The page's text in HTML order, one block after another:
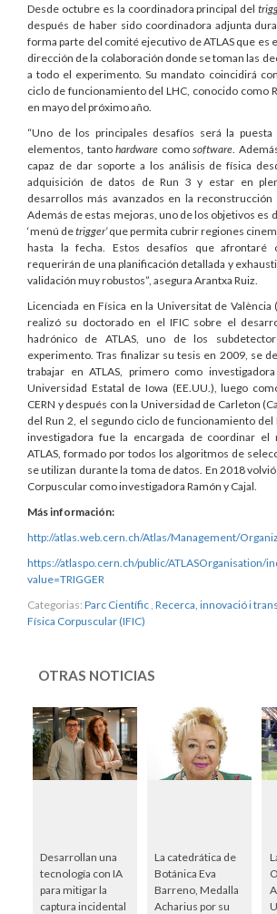
Desde octubre es la coordinadora principal del
después de haber sido coordinadora adjunta
forma parte del comité ejecutivo de ATLAS que es
dirección de la colaboración donde se toman las
a todo el experimento. Su mandato coincidirá
ciclo de funcionamiento del LHC, conocido como
en mayo del próximo año.
“Uno de los principales desafíos será la
elementos, tantohardware comosoftware.
capaz de dar soporte a los análisis de física
adquisición de datos de Run 3 y estar en
desarrollos más avanzados en la reconstrucción
Además de estas mejoras, uno de los objetivos es
‘menú detrigger’que permita cubrir regiones
hasta la fecha. Estos desafíos que afrontaré
requerirán de una planificación detallada y
validación muy robustos”, asegura Arantxa Ruiz.
Licenciada en Física en la Universitat de València
realizó su doctorado en el IFIC sobre el
hadrónico de ATLAS, uno de los
experimento. Tras finalizar su tesis en 2009, se
trabajar en ATLAS, primero como
Universidad Estatal de Iowa (EE.UU.), luego
CERN y después con la Universidad de Carleton
del Run 2, el segundo ciclo de funcionamiento del
investigadora fue la encargada de coordinar
ATLAS, formado por todos los algoritmos de
se utilizan durante la toma de datos. En 2018
Corpuscular como investigadora Ramón y Cajal.
Más información:
http://atlas.web.cern.ch/Atlas/Management/
https://atlaspo.cern.ch/public/ATLASOrganisation/
value=TRIGGER
Categorias: Parc Científic, Recerca, innovació i
Física Corpuscular (IFIC)
OTRAS NOTICIAS
Desarrollan una
tecnología con IA
para mitigar la
captura incidental
La catedrática de
Botánica Eva
Barreno, Medalla
Acharius por su